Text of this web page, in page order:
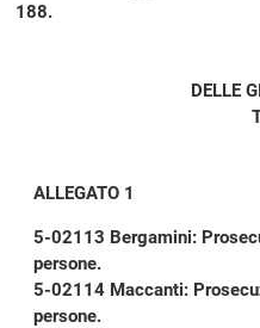
188.
DELLE
ALLEGATO 1
5-02113 Bergamini:
persone.
5-02114 Maccanti:
persone.